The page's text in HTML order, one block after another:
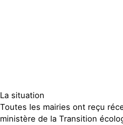
Contact
La situation
Toutes les mairies ont reçu
ministère de la Transition